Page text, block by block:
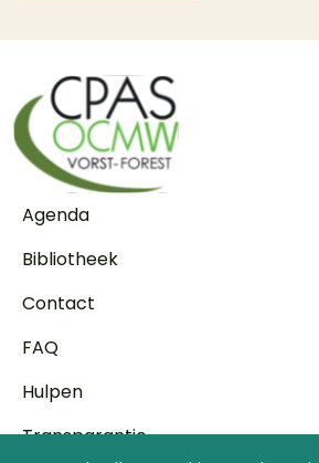
Voet
Agenda
Bibliotheek
Contact
FAQ
Hulpen
Transparantie